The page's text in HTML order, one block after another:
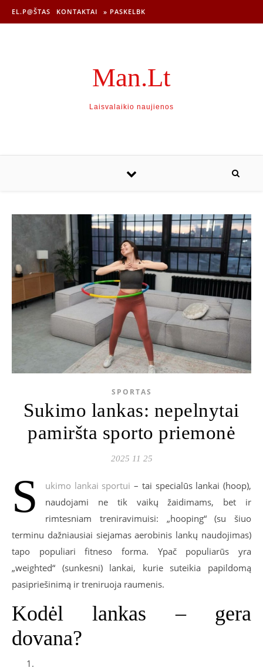
EL.P@ŠTAS KONTAKTAI » PASKELBK
Man.Lt
Laisvalaikio naujienos
SPORTAS
Sukimo lankas: nepelnytai
pamiršta sporto priemonė
2025 11 25
S ukimo lankai sportui – tai specialūs lankai (hoop),
naudojami ne tik vaikų žaidimams, bet ir
rimtesniam treniravimuisi: „hooping“ (su šiuo
terminu dažniausiai siejamas aerobinis lankų naudojimas)
tapo populiari fitneso forma. Ypač populiarūs yra
„weighted“ (sunkesni) lankai, kurie suteikia papildomą
pasipriešinimą ir treniruoja raumenis.
Kodėl lankas – gera
dovana?